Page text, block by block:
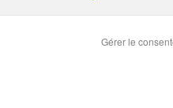
Gérer le